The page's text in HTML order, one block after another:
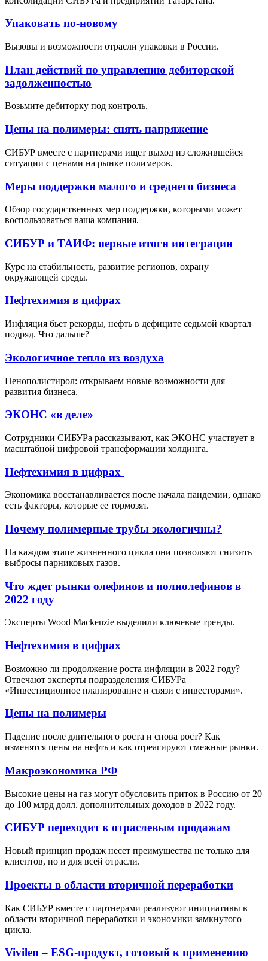
Упаковать по-новому
Вызовы и возможности отрасли упаковки в России.
План действий по управлению дебиторской
задолженностью
Возьмите дебиторку под контроль.
Цены на полимеры: снять напряжение
СИБУР вместе с партнерами ищет выход из сложившейся
ситуации с ценами на рынке полимеров.
Меры поддержки малого и среднего бизнеса
Обзор государственных мер поддержки, которыми может
воспользоваться ваша компания.
СИБУР и ТАИФ: первые итоги интеграции
Курс на стабильность, развитие регионов, охрану
окружающей среды.
Нефтехимия в цифрах
Инфляция бьет рекорды, нефть в дефиците седьмой квартал
подряд. Что дальше?
Экологичное тепло из воздуха
Пенополистирол: открываем новые возможности для
развития бизнеса.
ЭКОНС «в деле»
Сотрудники СИБУРа рассказывают, как ЭКОНС участвует в
масштабной цифровой трансформации холдинга.
Нефтехимия в цифрах
Экономика восстанавливается после начала пандемии, однако
есть факторы, которые ее тормозят.
Почему полимерные трубы экологичны?
На каждом этапе жизненного цикла они позволяют снизить
выбросы парниковых газов.
Что ждет рынки олефинов и полиолефинов в
2022 году
Эксперты Wood Mackenzie выделили ключевые тренды.
Нефтехимия в цифрах
Возможно ли продолжение роста инфляции в 2022 году?
Отвечают эксперты подразделения СИБУРа
«Инвестиционное планирование и связи с инвесторами».
Цены на полимеры
Падение после длительного роста и снова рост? Как
изменятся цены на нефть и как отреагируют смежные рынки.
Макроэкономика РФ
Высокие цены на газ могут обусловить приток в Россию от 20
до 100 млрд долл. дополнительных доходов в 2022 году.
СИБУР переходит к отраслевым продажам
Новый принцип продаж несет преимущества не только для
клиентов, но и для всей отрасли.
Проекты в области вторичной переработки
Как СИБУР вместе с партнерами реализуют инициативы в
области вторичной переработки и экономики замкнутого
цикла.
Vivilen – ESG-продукт, готовый к применению